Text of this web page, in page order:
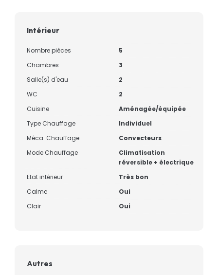
Intérieur
Nombre pièces
5
Chambres
3
Salle(s) d'eau
2
WC
2
Cuisine
Aménagée/équipée
Type Chauffage
Individuel
Méca. Chauffage
Convecteurs
Mode Chauffage
Climatisation
réversible + électrique
Etat intérieur
Très bon
Calme
Oui
Clair
Oui
Autres